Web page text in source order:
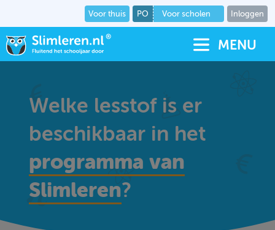
Voor thuis PO Voor scholen Inloggen
MENU
Welke lesstof is er
beschikbaar in het
programma van
Slimleren?